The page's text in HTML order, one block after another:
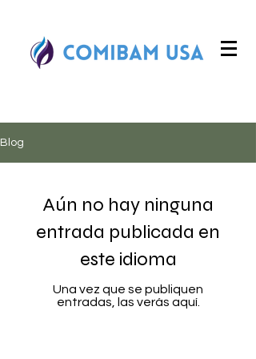
Blog
Aún no hay ninguna
entrada publicada en
este idioma
Una vez que se publiquen
entradas, las verás aquí.